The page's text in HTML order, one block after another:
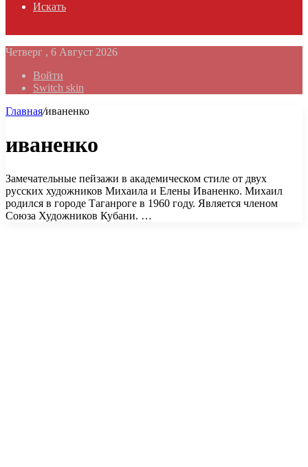
Искать
Четверг , 6 Август 2026
Войти
Switch skin
Главная/иваненко
иваненко
Замечательные пейзажи в академическом стиле от двух
русских художников Михаила и Елены Иваненко. Михаил
родился в городе Таганроге в 1960 году. Является членом
Союза Художников Кубани. …